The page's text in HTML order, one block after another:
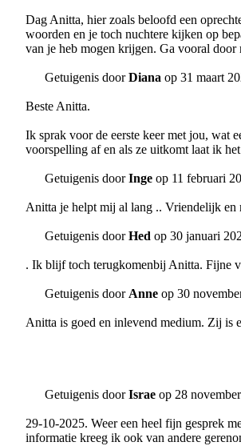
Dag Anitta, hier zoals beloofd een
woorden en je toch nuchtere kijken op
van je heb mogen krijgen. Ga vooral
Getuigenis doorDiana op 31 maart
Beste Anitta.
Ik sprak voor de eerste keer met jou, wat
voorspelling af en als ze uitkomt laat ik
Getuigenis doorInge op 11 februari
Anitta je helpt mij al lang .. Vriendelijk en
Getuigenis doorHed op 30 januari
. Ik blijf toch terugkomenbij Anitta. Fijne
Getuigenis door Anne op 30
Anitta is goed en inlevend medium. Zij is
Getuigenis doorIsrae op 28
29-10-2025. Weer een heel fijn gesprek
informatie kreeg ik ook van andere